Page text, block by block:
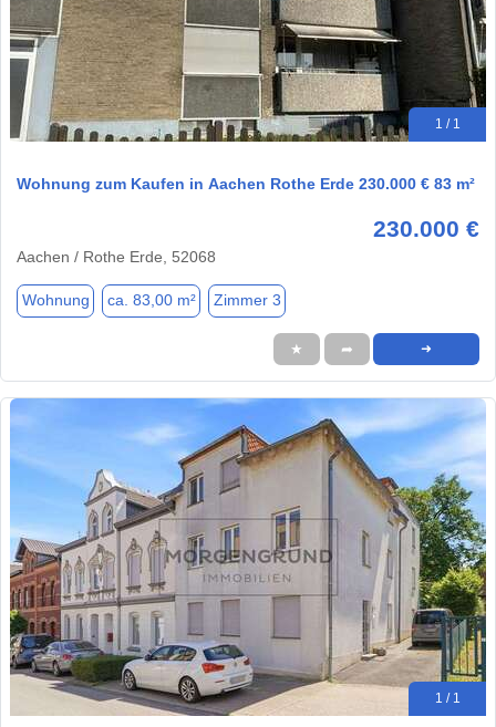
1 / 1
Wohnung zum Kaufen in Aachen Rothe Erde 230.000 € 83 m²
230.000 €
Aachen / Rothe Erde, 52068
Wohnung ca. 83,00 m² Zimmer 3
★ ➦ ➜
1 / 1